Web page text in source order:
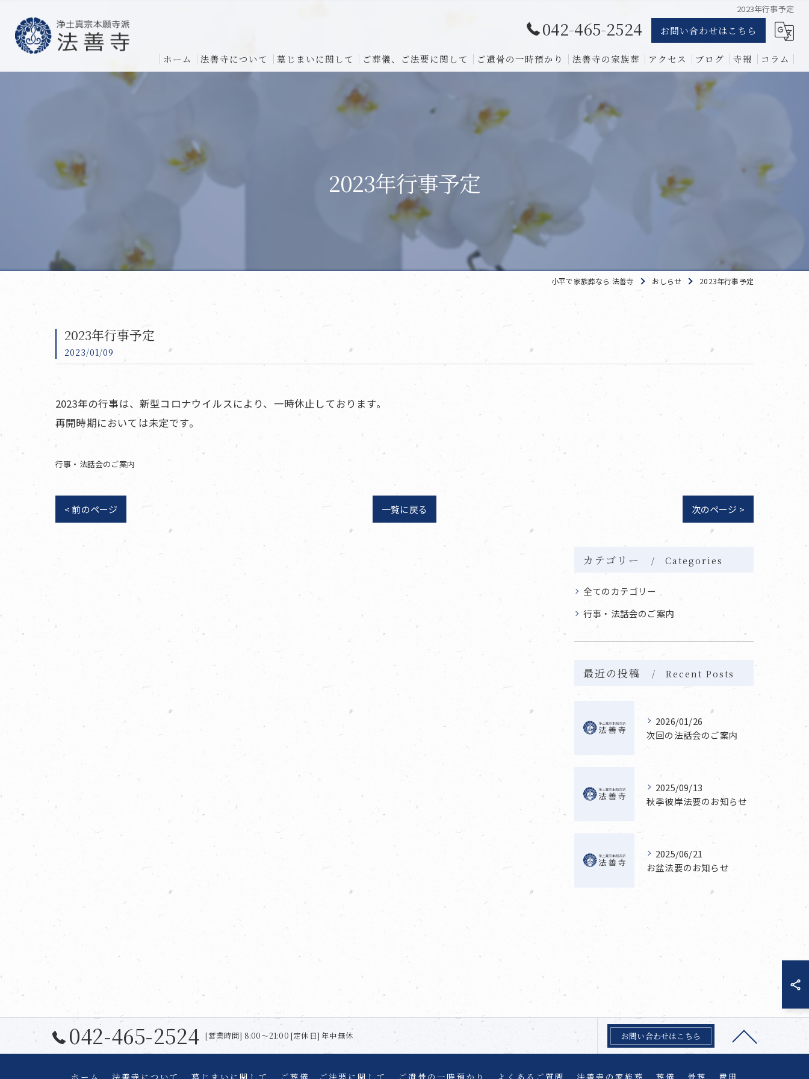
2023年行事予定
042-465-2524 お問い合わせはこちら
ホーム 法善寺について 墓じまいに関して ご葬儀、ご法要に関して ご遺骨の一時預かり 法善寺の家族葬
葬儀
骨葬
アクセス ブログ 寺報 コラム
2023年行事予定
小平で家族葬なら 法善寺 おしらせ 2023年行事予定
2023年行事予定
2023/01/09
2023年の行事は、新型コロナウイルスにより、一時休止しております。
再開時期においては未定です。
行事・法話会のご案内
< 前のページ 一覧に戻る 次のページ >
カテゴリー Categories
全てのカテゴリー
行事・法話会のご案内
最近の投稿 Recent Posts
2026/01/26
次回の法話会のご案内
2025/09/13
秋季彼岸法要のお知らせ
2025/06/21
お盆法要のお知らせ
042-465-2524 [営業時間] 8:00〜21:00 [定休日] 年中無休 お問い合わせはこちら
ホーム 法善寺について 墓じまいに関して ご葬儀、ご法要に関して ご遺骨の一時預かり よくあるご質問 法善寺の家族葬 葬儀 骨葬 費用